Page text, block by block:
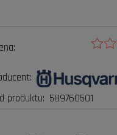
produktu: 589760501